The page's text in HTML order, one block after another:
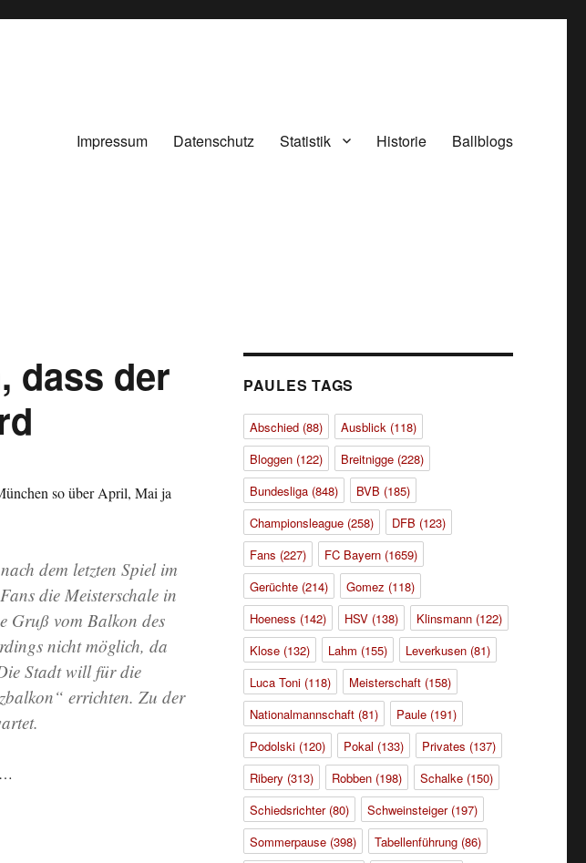
Impressum Datenschutz Statistik Historie Ballblogs
dass der
so über April, Mai ja
dem letzten Spiel im
die Meisterschale in
Gruß vom Balkon des
nicht möglich, da
Stadt will für die
errichten. Zu der
PAULES TAGS
Abschied(88) Ausblick(118)
Bloggen(122) Breitnigge(228)
Bundesliga(848) BVB (185)
Championsleague(258) DFB (123)
Fans (227) FC Bayern(1659)
Gerüchte(214) Gomez (118)
Hoeness (142) HSV(138) Klinsmann(122)
Klose(132) Lahm (155) Leverkusen(81)
Luca Toni(118) Meisterschaft(158)
Nationalmannschaft(81) Paule(191)
Podolski(120) Pokal (133) Privates (137)
Ribery (313) Robben(198) Schalke(150)
Schiedsrichter(80) Schweinsteiger(197)
Sommerpause(398) Tabellenführung(86)